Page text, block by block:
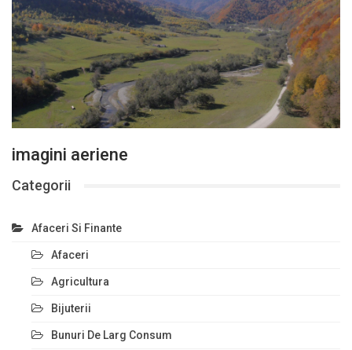
imagini aeriene
Categorii
Afaceri Si Finante
Afaceri
Agricultura
Bijuterii
Bunuri De Larg Consum